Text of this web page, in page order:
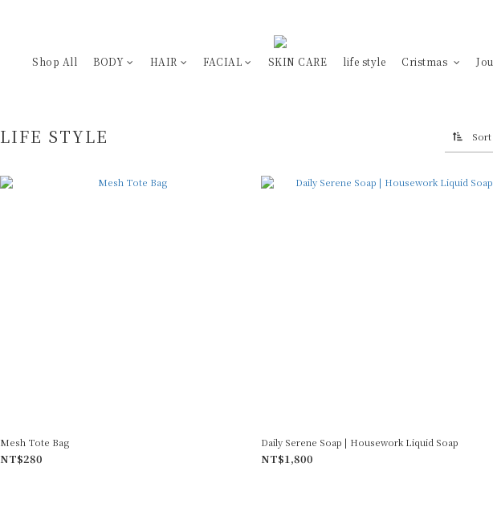
Shop All BODY HAIR FACIAL SKIN CARE life style Cristmas
LIFE STYLE
Mesh Tote Bag
NT$280
Daily Serene Soap | Housework Liquid Soap
NT$1,800